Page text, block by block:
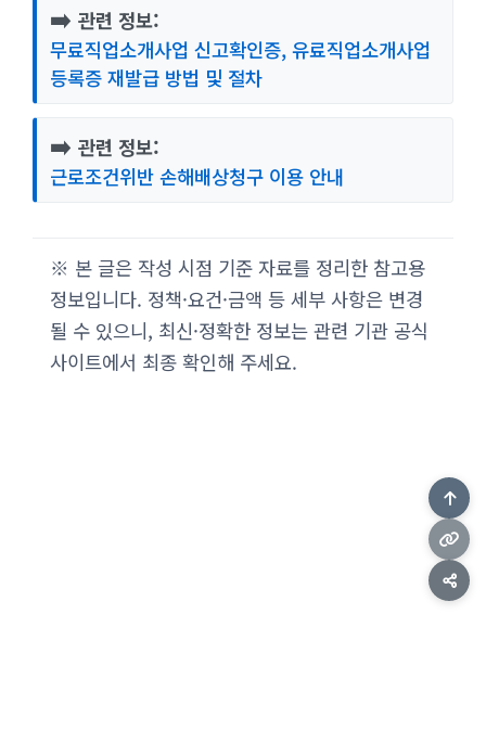
➡️ 관련 정보:
무료직업소개사업 신고확인증, 유료직업소개사업
등록증 재발급 방법 및 절차
➡️ 관련 정보:
근로조건위반 손해배상청구 이용 안내
※ 본 글은 작성 시점 기준 자료를 정리한 참고용
정보입니다. 정책·요건·금액 등 세부 사항은 변경
될 수 있으니, 최신·정확한 정보는 관련 기관 공식
사이트에서 최종 확인해 주세요.